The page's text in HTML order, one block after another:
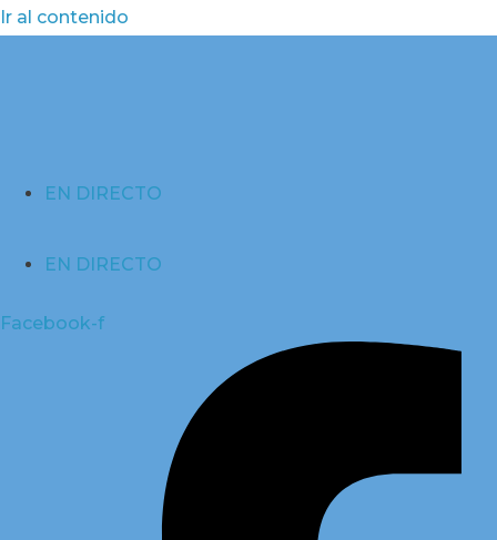
Ir al contenido
EN DIRECTO
EN DIRECTO
Facebook-f